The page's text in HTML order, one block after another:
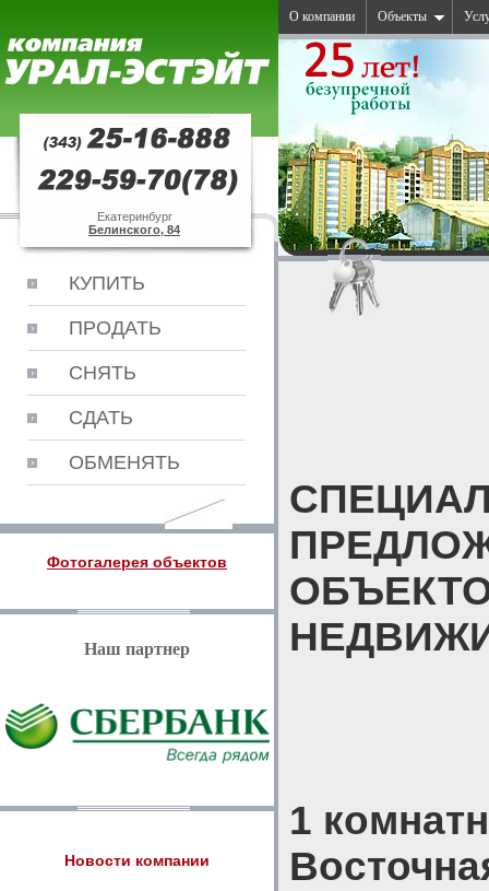
Екатеринбург
Белинского, 84
КУПИТЬ
ПРОДАТЬ
СНЯТЬ
СДАТЬ
ОБМЕНЯТЬ
Фотогалерея объектов
Наш партнер
Новости компании
О компании Объекты
1